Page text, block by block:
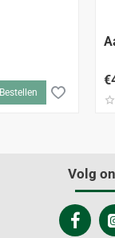
Bestellen
Volg